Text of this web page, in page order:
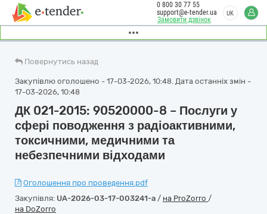
Замовити дзвінок
0 800 30 77 55
support@e-tender.ua
UK
Повернутись назад
Закупівлю оголошено - 17-03-2026, 10:48. Дата останніх змін -
17-03-2026, 10:48
ДК 021-2015: 90520000-8 – Послуги у
сфері поводження з радіоактивними,
токсичними, медичними та
небезпечними відходами
Оголошення про проведення.pdf
Закупівля: UA-2026-03-17-003241-a / на ProZorro /
на DoZorro